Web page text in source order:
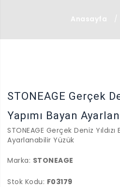
Anasayfa /
STONEAGE Gerçek
Yapımı Bayan
STONEAGE Gerçek Deniz Yıldızı
Ayarlanabilir Yüzük
Marka: STONEAGE
Stok Kodu: F03179